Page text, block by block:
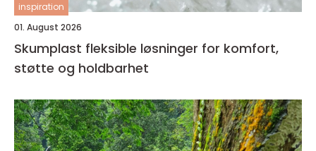
inspiration
01. August 2026
Skumplast fleksible løsninger for komfort,
støtte og holdbarhet